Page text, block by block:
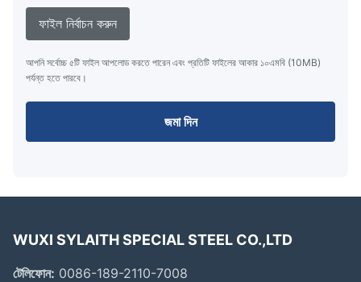
ফাইল নির্বাচন করুন
আপনি সর্বোচ্চ ৫টি ফাইল আপলোড করতে পারেন এবং প্রতিটি ফাইলের আকার ১০এমবি (10MB)
পর্যন্ত হতে পারবে।
জমা দিন
WUXI SYLAITH SPECIAL STEEL CO.,LTD
টেলিফোন: 0086-189-2110-7008